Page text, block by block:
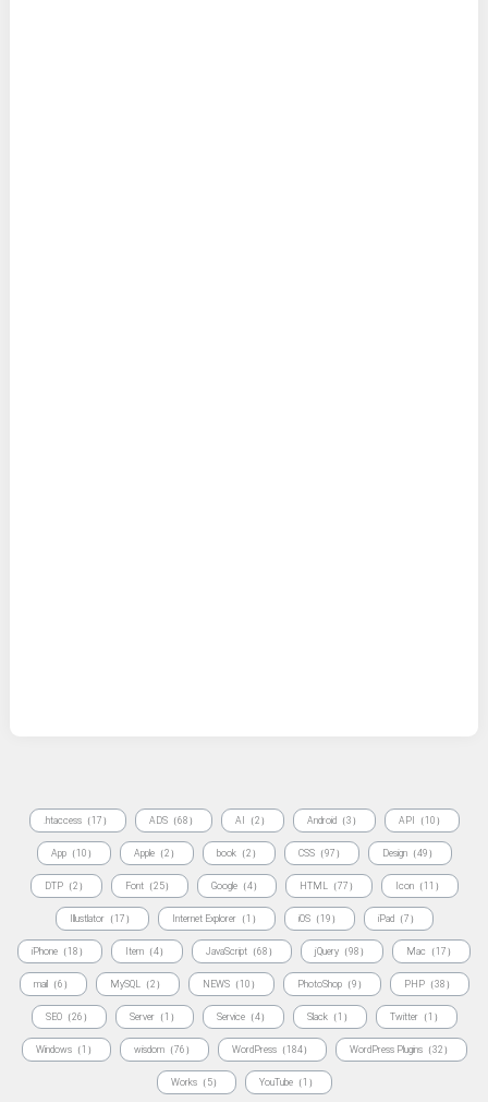
.htaccess（17） ADS（68） AI（2） Android（3） API（10）
App（10） Apple（2） book（2） CSS（97） Design（49）
DTP（2） Font（25） Google（4） HTML（77） Icon（11）
Illustlator（17） Internet Explorer（1） iOS（19） iPad（7）
iPhone（18） Item（4） JavaScript（68） jQuery（98） Mac（17）
mail（6） MySQL（2） NEWS（10） PhotoShop（9） PHP（38）
SEO（26） Server（1） Service（4） Slack（1） Twitter（1）
Windows（1） wisdom（76） WordPress（184） WordPress Plugins（32）
Works（5） YouTube（1）